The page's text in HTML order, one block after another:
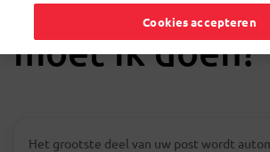
moet ik doen?
Het grootste deel van uw post wordt
Cookies accepteren